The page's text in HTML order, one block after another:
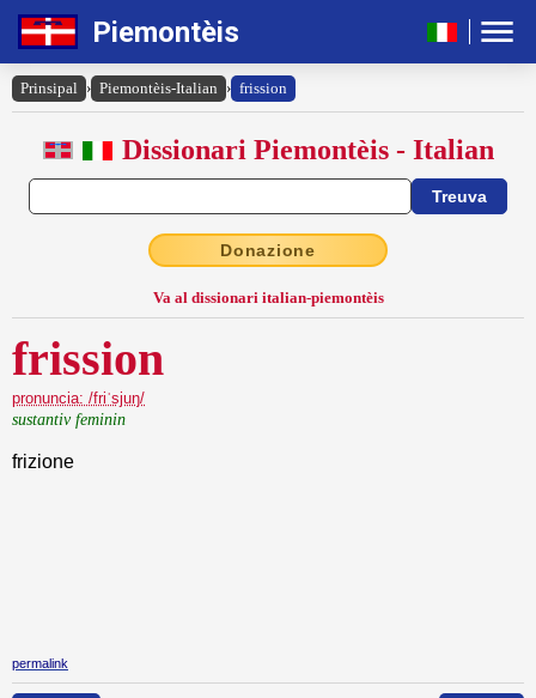
Piemontèis
Prinsipal › Piemontèis-Italian › frission
Dissionari Piemontèis - Italian
Donazione
Va al dissionari italian-piemontèis
frission
pronuncia: /friˈsjuŋ/
sustantiv feminin
frizione
permalink